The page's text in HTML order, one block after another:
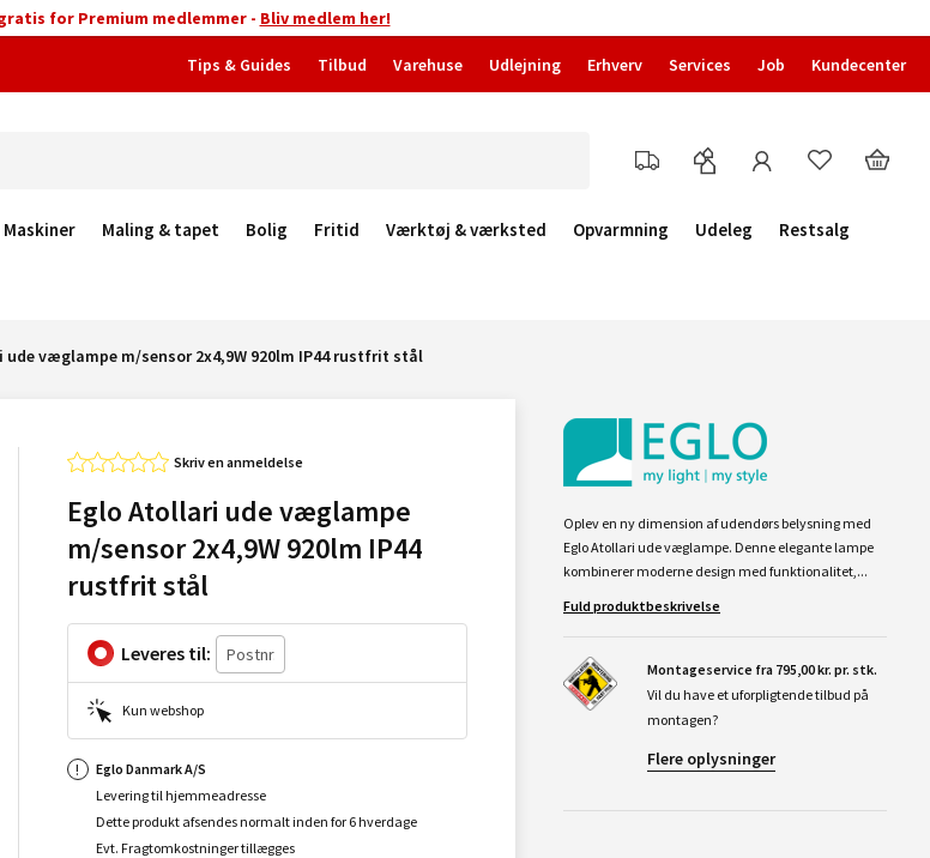
for Premium medlemmer - Bliv medlem her!
Tips & Guides Tilbud Varehuse Udlejning Erhverv Services Job Kundecenter
Maskiner Maling & tapet Bolig Fritid Værktøj & værksted Opvarmning Udeleg
Restsalg
ude væglampe m/sensor 2x4,9W 920lm IP44 rustfrit stål
Skriv en anmeldelse
Eglo Atollari ude væglampe
m/sensor 2x4,9W 920lm IP44
rustfrit stål
Leveres til:
Kun webshop
Eglo Danmark A/S
Levering til hjemmeadresse
Dette produkt afsendes normalt inden for 6 hverdage
Evt. Fragtomkostninger tillægges
Oplev en ny dimension af udendørs belysning med
Eglo Atollari ude væglampe. Denne elegante lampe
kombinerer moderne design med funktionalitet,...
Fuld produktbeskrivelse
Montageservice fra 795,00 kr. pr. stk.
Vil du have et uforpligtende tilbud på
montagen?
Flere oplysninger